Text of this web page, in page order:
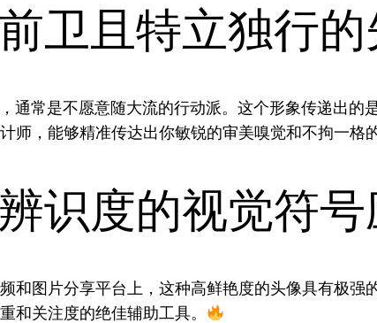
卫且特立独行
通常是不愿意随大流的行动派。这个形象传递出
师，能够精准传达出你敏锐的审美嗅觉和不拘一格
识度的视觉符
和图片分享平台上，这种高鲜艳度的头像具有极
和关注度的绝佳辅助工具。